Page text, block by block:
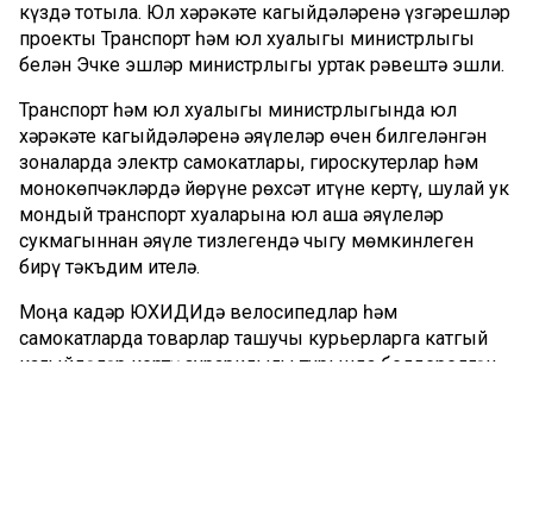
күздә тотыла. Юл хәрәкәте кагыйдәләренә үзгәрешләр
проекты Транспорт һәм юл хуҗалыгы министрлыгы
белән Эчке эшләр министрлыгы уртак рәвештә эшли.
Транспорт һәм юл хуҗалыгы министрлыгында юл
хәрәкәте кагыйдәләренә җәяүлеләр өчен билгеләнгән
зоналарда электр самокатлары, гироскутерлар һәм
монокөпчәкләрдә йөрүне рөхсәт итүне кертү, шулай ук
мондый транспорт хуҗаларына юл аша җәяүлеләр
сукмагыннан җәяүле тизлегендә чыгу мөмкинлеген
бирү тәкъдим ителә.
Моңа кадәр ЮХИДИдә велосипедлар һәм
самокатларда товарлар ташучы курьерларга катгый
кагыйдәләр кертү зурарилыгы турында белдерелгән.